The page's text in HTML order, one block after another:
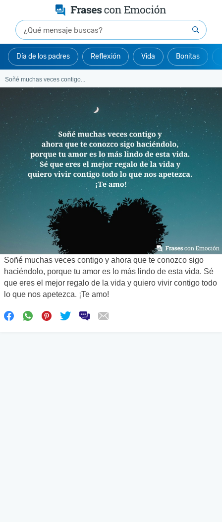
Día de los padres Reflexión Vida Bonitas
Soñé muchas veces contigo...
Soñé muchas veces contigo y ahora que te conozco sigo
haciéndolo, porque tu amor es lo más lindo de esta vida. Sé
que eres el mejor regalo de la vida y quiero vivir contigo todo
lo que nos apetezca. ¡Te amo!